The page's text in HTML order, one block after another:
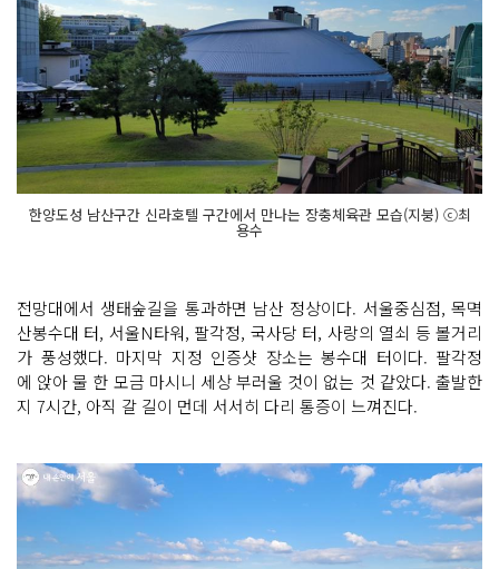
한양도성 남산구간 신라호텔 구간에서 만나는 장충체육관 모습(지붕) ⓒ최
용수
전망대에서 생태숲길을 통과하면 남산 정상이다. 서울중심점, 목멱
산봉수대 터, 서울N타워, 팔각정, 국사당 터, 사랑의 열쇠 등 볼거리
가 풍성했다. 마지막 지정 인증샷 장소는 봉수대 터이다. 팔각정
에 앉아 물 한 모금 마시니 세상 부러울 것이 없는 것 같았다. 출발한
지 7시간, 아직 갈 길이 먼데 서서히 다리 통증이 느껴진다.